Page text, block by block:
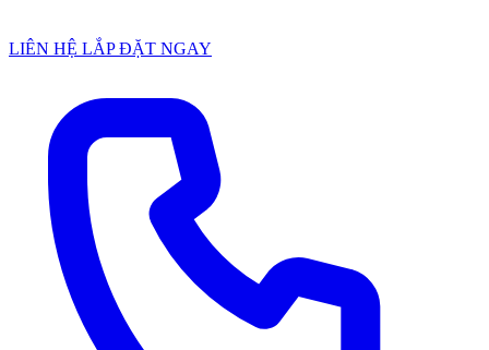
LIÊN HỆ LẮP ĐẶT NGAY